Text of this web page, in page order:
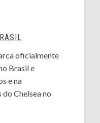
oficialmente
Brasil e
e na
Chelsea no